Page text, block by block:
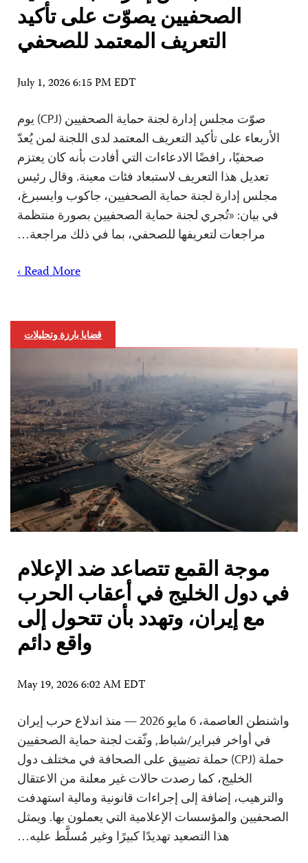
الصحفيين يصوّت على تأكيد
التعريف المعتمد للصحفي
July 1, 2026 6:15 PM EDT
صوّت مجلس إدارة لجنة حماية الصحفيين (CPJ) يوم
الأربعاء على تأكيد التعريف المعتمد لدى اللجنة لمن يُعدّ
صحفيًا، رافضًا الادعاءات التي أفادت بأنه كان يعتزم
تعديل هذا التعريف لاستبعاد فئات معينة. وقال رئيس
مجلس إدارة لجنة حماية الصحفيين، جاكوب وايسبرغ،
في بيان: «تُجري لجنة حماية الصحفيين بصورة منتظمة
مراجعات لتعريفها للصحفي، بما في ذلك مراجعة…
Read More ›
قضايا بارزة وتحليلات
موجة القمع تتصاعد ضد الإعلام
في دول الخليج في أعقاب الحرب
مع إيران، وتهدد بأن تتحول إلى
واقع دائم
May 19, 2026 6:02 AM EDT
واشنطن العاصمة، 6 مايو 2026 — منذ اندلاع حرب إيران
في أواخر فبراير/شباط, وثّقت لجنة حماية الصحفيين
حملة (CPJ) حملة تضييق على الصحافة في مختلف دول
الخليج، كما رصدت حالات غير معلنة من الاعتقال
والترهيب، إضافة إلى إجراءات قانونية ومالية استهدفت
الصحفيين والمؤسسات الإعلامية التي يعملون بها. ويمثل
هذا التصعيد تهديدًا كبيرًا وغير مُسلَّط عليه…